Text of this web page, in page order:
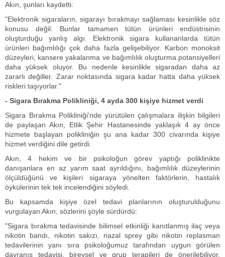
Akın, şunları kaydetti:
"Elektronik sigaraların, sigarayı bırakmayı sağlaması kesinlikle söz
konusu değil. Bunlar tamamen tütün ürünleri endüstrisinin
oluşturduğu yanlış algı. Elektronik sigara kullananlarda tütün
ürünleri bağımlılığı çok daha fazla gelişebiliyor. Karbon monoksit
düzeyleri, kansere yakalanma ve bağımlılık oluşturma potansiyelleri
daha yüksek oluyor. Bu nedenle kesinlikle sigaradan daha az
zararlı değiller. Zarar noktasında sigara kadar hatta daha yüksek
riskleri taşıyorlar."
- Sigara Bırakma Polikliniği, 4 ayda 300 kişiye hizmet verdi
Sigara Bırakma Polikliniği'nde yürütülen çalışmalara ilişkin bilgileri
de paylaşan Akın, Etlik Şehir Hastanesinde yaklaşık 4 ay önce
hizmete başlayan polikliniğin şu ana kadar 300 civarında kişiye
hizmet verdiğini dile getirdi.
Akın, 4 hekim ve bir psikoloğun görev yaptığı poliklinikte
danışanlara en az yarım saat ayrıldığını, bağımlılık düzeylerinin
ölçüldüğünü ve kişileri sigaraya yönelten faktörlerin, hastalık
öykülerinin tek tek incelendiğini söyledi.
Bu kapsamda kişiye özel tedavi planlarının oluşturulduğunu
vurgulayan Akın, sözlerini şöyle sürdürdü:
"Sigara bırakma tedavisinde bilimsel etkinliği kanıtlanmış ilaç veya
nikotin bandı, nikotin sakızı, nazal sprey gibi nikotin replasman
tedavilerinin yanı sıra psikoloğumuz tarafından uygun görülen
davranış tedavisi, bireysel ve grup terapileri de önerilebiliyor.